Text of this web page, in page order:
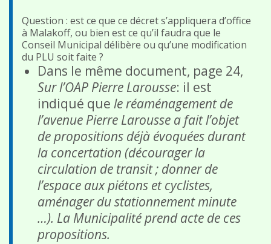
Question : est ce que ce décret s’appliquera d’office
à Malakoff, ou bien est ce qu’il faudra que le
Conseil Municipal délibère ou qu’une modification
du PLU soit faite ?
Dans le même document, page 24,
Sur l’OAP Pierre Larousse: il est
indiqué que le réaménagement de
l’avenue Pierre Larousse a fait l’objet
de propositions déjà évoquées durant
la concertation (décourager la
circulation de transit ; donner de
l’espace aux piétons et cyclistes,
aménager du stationnement minute
…). La Municipalité prend acte de ces
propositions.